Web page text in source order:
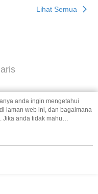
Lihat Semua
anda ingin mengetahui
laman web ini, dan bagaimana
Jika anda tidak mahu
penerangan mengenai kuki.
digunakan di laman web ini,
rujuk penerangan mengenai